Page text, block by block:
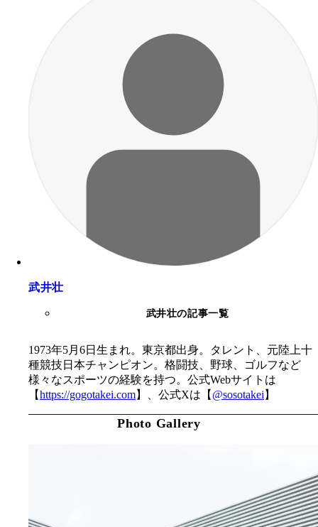
武井壮
武井壮の記事一覧
1973年5月6日生まれ。東京都出身。タレント、元陸上十
種競技日本チャンピオン。格闘技、野球、ゴルフなど
様々なスポーツの経験を持つ。公式Webサイトは
【https://gogotakei.com】、公式Xは【 @sosotakei 】
Photo Gallery